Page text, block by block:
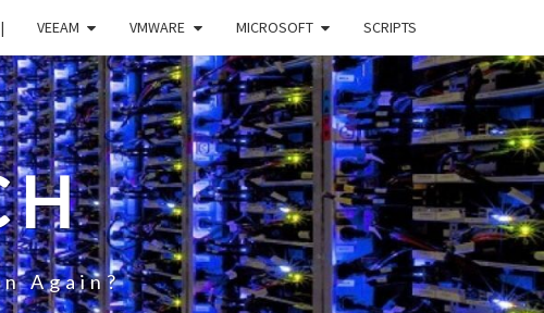
| VEEAM VMWARE MICROSOFT SCRIPTS
Again?